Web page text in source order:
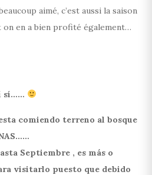
aimé, c’est aussi la saison
on en a bien profité également…
sí……
comiendo terreno al bosque
Septiembre , es más o
visitarlo puesto que debido